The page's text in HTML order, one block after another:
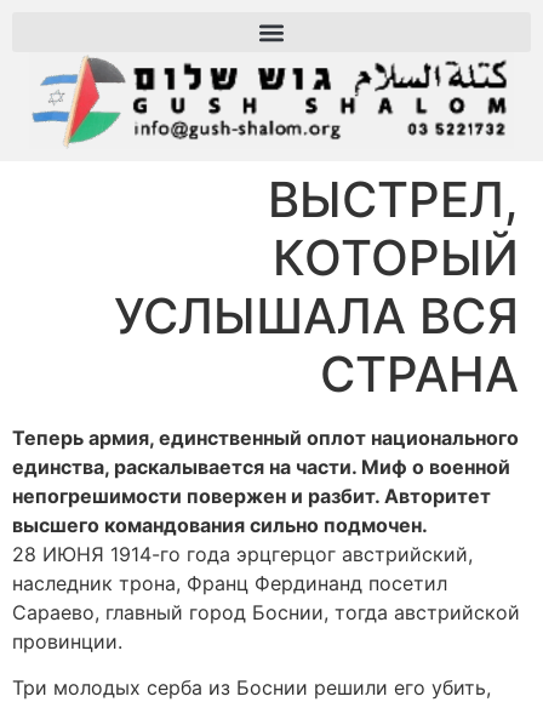
ВЫСТРЕЛ,
КОТОРЫЙ
УСЛЫШАЛА ВСЯ
СТРАНА
Теперь армия, единственный оплот национального
единства, раскалывается на части. Миф о военной
непогрешимости повержен и разбит. Авторитет
высшего командования сильно подмочен.
28 ИЮНЯ 1914-го года эрцгерцог австрийский,
наследник трона, Франц Фердинанд посетил
Сараево, главный город Боснии, тогда австрийской
провинции.
Три молодых серба из Боснии решили его убить,